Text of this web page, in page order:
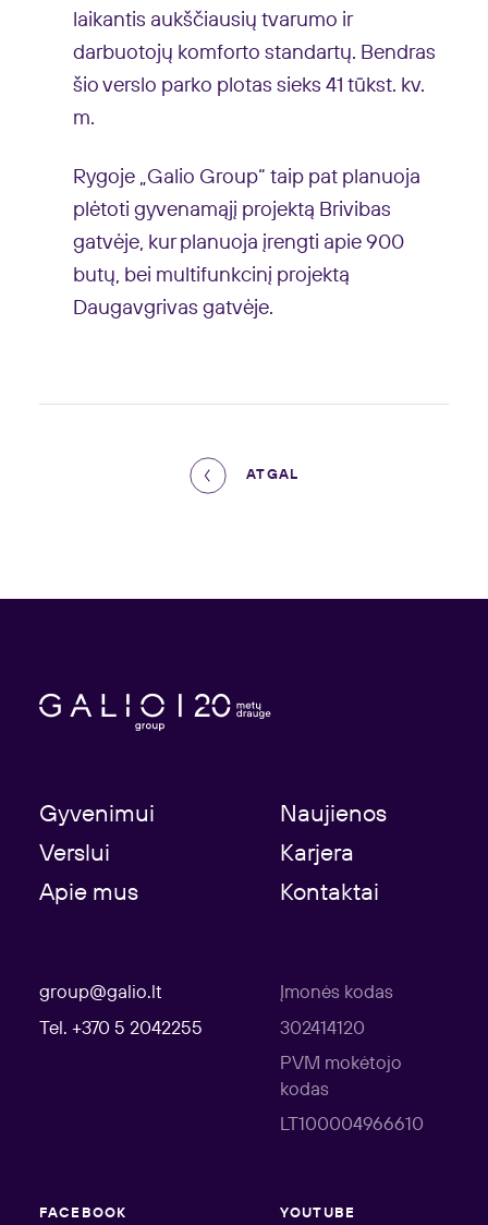
laikantis aukščiausių tvarumo ir
darbuotojų komforto standartų. Bendras
šio verslo parko plotas sieks 41 tūkst. kv.
m.
Rygoje „Galio Group“ taip pat planuoja
plėtoti gyvenamąjį projektą Brivibas
gatvėje, kur planuoja įrengti apie 900
butų, bei multifunkcinį projektą
Daugavgrivas gatvėje.
ATGAL
Gyvenimui
Naujienos
Verslui
Karjera
Apie mus
Kontaktai
group@galio.lt
Tel. +370 5 2042255
Įmonės kodas
302414120
PVM mokėtojo
kodas
LT100004966610
FACEBOOK YOUTUBE